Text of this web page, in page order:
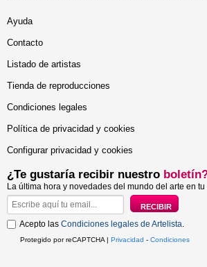
Ayuda
Contacto
Listado de artistas
Tienda de reproducciones
Condiciones legales
Política de privacidad y cookies
Configurar privacidad y cookies
¿Te gustaría recibir nuestro
La última hora y novedades del mundo del arte en
Acepto las Condiciones legales de Artelista.
Protegido por reCAPTCHA | Privacidad - Condiciones